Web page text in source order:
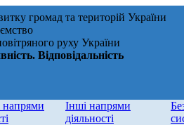
громад та територій України
руху України
Відповідальність
напрями
Інші напрями
діяльності